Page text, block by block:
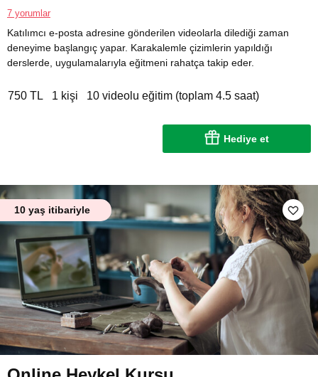
7 yorumlar
Katılımcı e-posta adresine gönderilen videolarla dilediği zaman
deneyime başlangıç yapar. Karakalemle çizimlerin yapıldığı
derslerde, uygulamalarıyla eğitmeni rahatça takip eder.
750 TL 1 kişi 10 videolu eğitim (toplam 4.5 saat)
Hediye et
10 yaş itibariyle